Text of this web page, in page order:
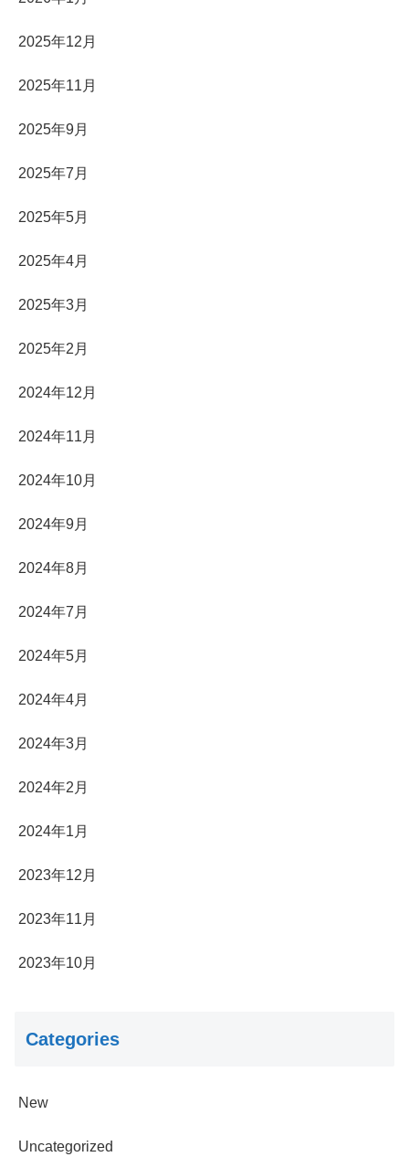
2025年12月
2025年11月
2025年9月
2025年7月
2025年5月
2025年4月
2025年3月
2025年2月
2024年12月
2024年11月
2024年10月
2024年9月
2024年8月
2024年7月
2024年5月
2024年4月
2024年3月
2024年2月
2024年1月
2023年12月
2023年11月
2023年10月
Categories
New
Uncategorized